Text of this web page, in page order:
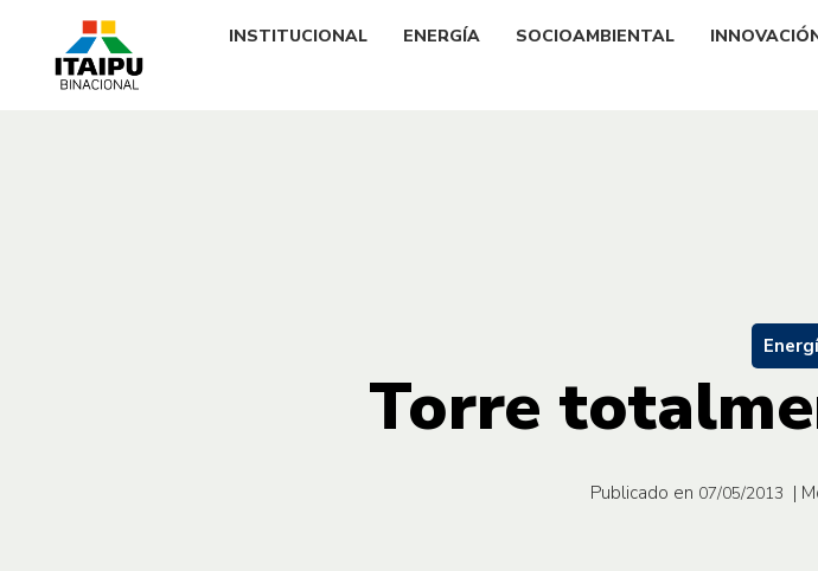
INSTITUCIONAL ENERGÍA SOCIOAMBIENTAL
Torre
Publicado en 07/05/2013 |